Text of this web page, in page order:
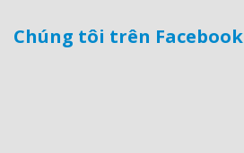
Chúng tôi trên Facebook